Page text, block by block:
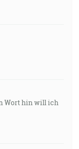
Wort hin will ich